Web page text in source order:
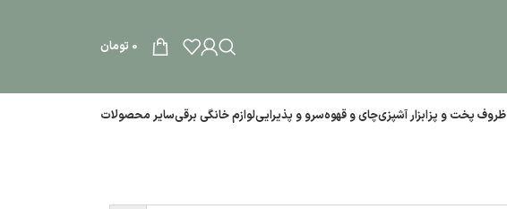
0 تومان
ظروف پخت و پزابزار آشپزیچای و قهوهسرو و پذیراییلوازم خانگی برقیسایر محصولات